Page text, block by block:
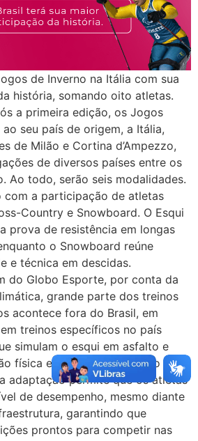
de Inverno na Itália com sua
história, somando oito atletas.
a primeira edição, os Jogos
seu país de origem, a Itália,
de Milão e Cortina d’Ampezzo,
de diversos países entre os
Ao todo, serão seis modalidades.
com a participação de atletas
Country e Snowboard. O Esqui
prova de resistência em longas
o Snowboard reúne
e técnica em descidas.
do Globo Esporte, por conta da
grande parte dos treinos
acontece fora do Brasil, em
treinos específicos no país
simulam o esqui em asfalto e
física e técnica quando não há
adaptação permite que os atletas
de desempenho, mesmo diante
garantindo que
prontos para competir nas